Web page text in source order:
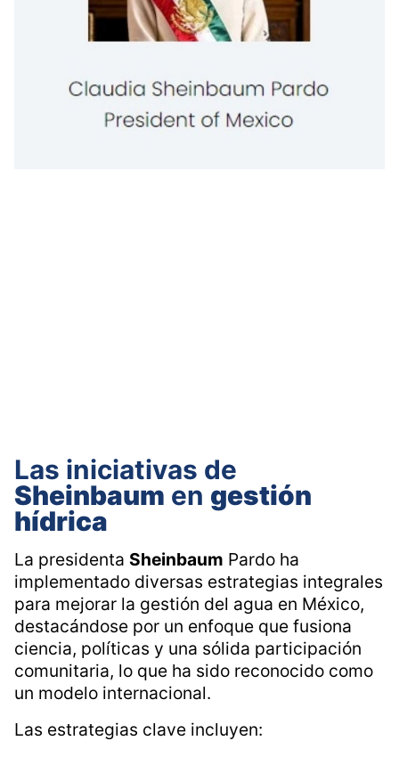
Las iniciativas de
Sheinbaum en gestión
hídrica
La presidenta Sheinbaum Pardo ha
implementado diversas estrategias integrales
para mejorar la gestión del agua en México,
destacándose por un enfoque que fusiona
ciencia, políticas y una sólida participación
comunitaria, lo que ha sido reconocido como
un modelo internacional.
Las estrategias clave incluyen: